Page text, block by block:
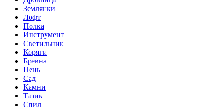
Землянки
Лофт
Полка
Инструмент
Светильник
Коряги
Бревна
Пень
Сад
Камни
Тазик
Спил